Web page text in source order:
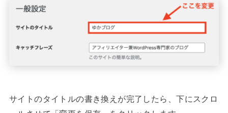
サイトのタイトルの書き換えが完了したら、下にスクロ